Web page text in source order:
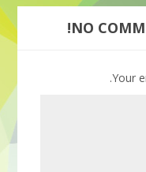
NO
Your